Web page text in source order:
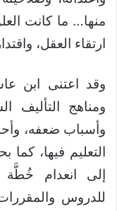
منها… ما كانت
ارتقاء العقل،
وقد اعتنى ابن
ومناهج التأليف
وأسباب ضعفه،
التعليم فيها،
إلى انعدام خُطَّة
للدروس